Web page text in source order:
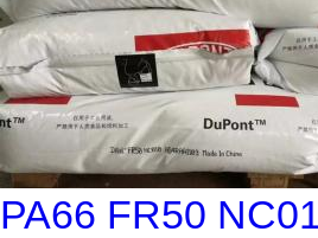
PA66 FR50